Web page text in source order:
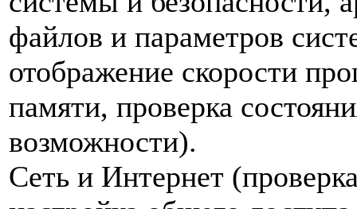
файлов и параметров
отображение скорости
памяти, проверка
возможности).
Сеть и Интернет